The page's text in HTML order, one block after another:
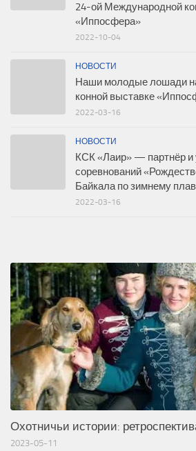
24-ой Международной
«Иппосфера»
2022-10-04
НОВОСТИ
Наши молодые лошади
конной выставке
2022-03-16
НОВОСТИ
КСК «Лаир» — партнёр и
соревнований
Байкала по зимнему
2022-03-16
Охотничьи истории:
2023-05-11